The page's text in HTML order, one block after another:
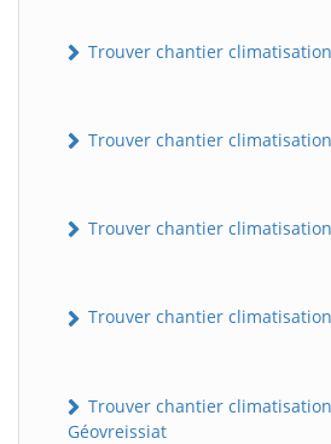
Trouver chantier
Trouver chantier
Trouver chantier
Trouver chantier
Trouver chantier
Géovreissiat